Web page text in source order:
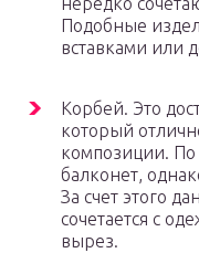
Подобные
вставками или
Корбей. Это
который
композиции.
балконет,
За счет этого
сочетается с
вырез.